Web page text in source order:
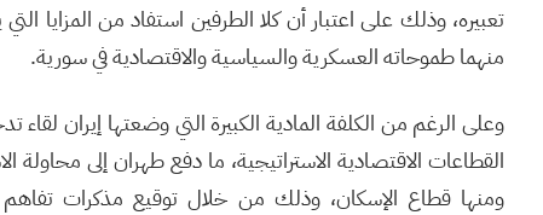
تعبيره، وذلك على اعتبار أن كلا الطرفين استفاد من المزايا
منهما طموحاته العسكرية والسياسية والاقتصادية في سورية.
وعلى الرغم من الكلفة المادية الكبيرة التي وضعتها إيران
القطاعات الاقتصادية الاستراتيجية، ما دفع طهران إلى محاولة
ومنها قطاع الإسكان، وذلك من خلال توقيع مذكرات